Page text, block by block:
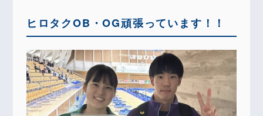
ヒロタクOB・OG頑張っています！！